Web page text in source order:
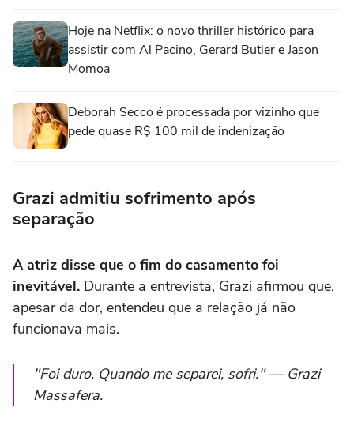
Hoje na Netflix: o novo thriller histórico para
assistir com Al Pacino, Gerard Butler e Jason
Momoa
Deborah Secco é processada por vizinho que
pede quase R$ 100 mil de indenização
Grazi admitiu sofrimento após
separação
A atriz disse que o fim do casamento foi
inevitável. Durante a entrevista, Grazi afirmou que,
apesar da dor, entendeu que a relação já não
funcionava mais.
"Foi duro. Quando me separei, sofri." — Grazi
Massafera.